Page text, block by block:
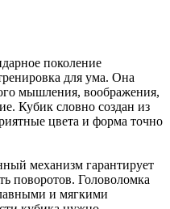
поколение
для ума. Она
мышления, воображения,
Кубик словно создан из
цвета и форма точно
механизм гарантирует
поворотов. Головоломка
и мягкими